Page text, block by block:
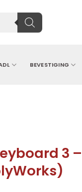
BEVESTIGING
3